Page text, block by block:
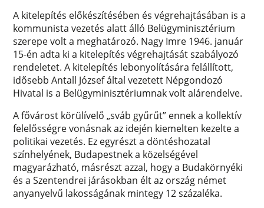
A kitelepítés előkészítésében és végrehajtásában is a
kommunista vezetés alatt álló Belügyminisztérium
szerepe volt a meghatározó. Nagy Imre 1946. január
15-én adta ki a kitelepítés végrehajtását szabályozó
rendeletet. A kitelepítés lebonyolítására felállított,
idősebb Antall József által vezetett Népgondozó
Hivatal is a Belügyminisztériumnak volt alárendelve.
A fővárost körülívelő „sváb gyűrűt” ennek a kollektív
felelősségre vonásnak az idején kiemelten kezelte a
politikai vezetés. Ez egyrészt a döntéshozatal
színhelyének, Budapestnek a közelségével
magyarázható, másrészt azzal, hogy a Budakörnyéki
és a Szentendrei járásokban élt az ország német
anyanyelvű lakosságának mintegy 12 százaléka.